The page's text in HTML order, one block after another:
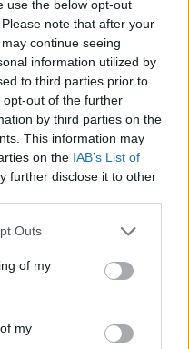
use the below opt-out
note that after your
continue seeing
information utilized by
to third parties prior to
out of the further
by third parties on the
This information may
on the IAB’s List of
further disclose it to other
Outs
of my
my
ul
din nou
o zi.